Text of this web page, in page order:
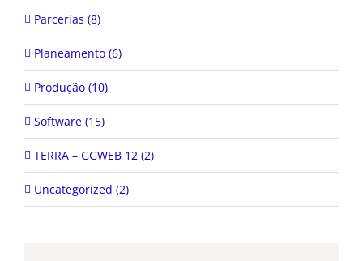
Parcerias (8)
Planeamento (6)
Produção (10)
Software (15)
TERRA – GGWEB 12 (2)
Uncategorized (2)